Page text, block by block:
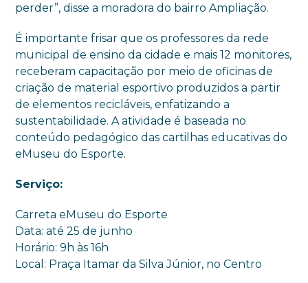
perder”, disse a moradora do bairro Ampliação.
É importante frisar que os professores da rede
municipal de ensino da cidade e mais 12 monitores,
receberam capacitação por meio de oficinas de
criação de material esportivo produzidos a partir
de elementos recicláveis, enfatizando a
sustentabilidade. A atividade é baseada no
conteúdo pedagógico das cartilhas educativas do
eMuseu do Esporte.
Serviço:
Carreta eMuseu do Esporte
Data: até 25 de junho
Horário: 9h às 16h
Local: Praça Itamar da Silva Júnior, no Centro